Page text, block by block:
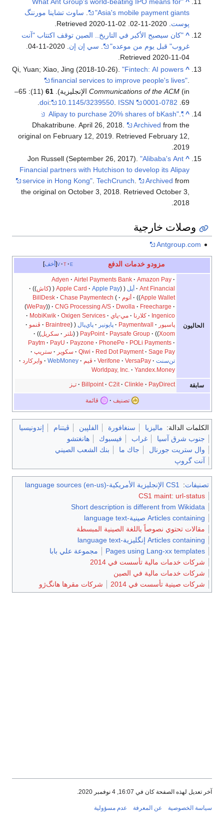
Asia's mobile payment giants"
ساوث تشاينا مورننگ
پوست
. Retrieved
2020-11-02
^ "كان سيصبح الأكبر في التاريخ.. الصين توقف اكتتاب "آنت
غروب" قبل يوم من موعده"
سي إن إن
.
Retrieved 2020-11-04
^
Qi, Yuan; Xiao, Jing (2018-10-26)."Fintech: AI powers
financial services to improve people's lives"
Communications of the ACM (in الإنجليزية). 61
(11): 65–
69.
doi: 10.1145/3239550 ISSN 0001-0782
.
^
"Alipay to purchase 20% shares of bKash"
.
Dhakatribune. April 26, 2018.
Archived from the
original on February 12, 2019 . Retrieved February 12,
2019
^
Jon Russell (September 26, 2017)."Alibaba's Ant
Financial partners with Hutchison to develop its Alipay
service in Hong Kong".TechCrunch. Archived from
the original on October 3, 2018. RetrievedOctober 3,
2018
.
وصلات خارجية
Antgroup.com
أخف v t e مزودو خدمات الدفع
الحاليون
Adyen Airtel Payments Bank
Amazon Pay
Ant Financial
أپل Apple Card Apple Pay
كاش
Apple Wallet
أتوم BillDesk
Chase Paymentech
WePay
CNG Processing A/S Dwolla
Freecharge
Ingenico
كلارنا مي-پاي MobiKwik
Oxigen Services
پاسپور
Paymentwall پايونير پاي‌پال Braintree
ڤنمو
Xoom
PayPoint Paysafe Group نلتر
سكريل
Paytm
PayU Payzone PhonePe
POLi Payments
Qiwi
Red Dot Payment Sage Pay سكوير
ستريپ
تن‌سنت
Verifone VersaPay ڤيم WebMoney
وايركارد
Worldpay, Inc.
Yandex.Money
سابقة Billpoint C2it Clinkle PayDirect تـِز
تصنيف قائمة
الكلمات الدالة: ماليزيا سنغافورة الفلپين ڤيتنام
إندونيسيا
جنوب شرق آسيا
غراب فيسبوك
هانغتشو
وال ستريت جورنال
جاك ما
بنك الشعب الصيني
آنت گروپ
تصنيفات:
CS1 الإنجليزية الأمريكية-language sources (en-us)
CS1 maint: url-status
Short description is different from Wikidata
Articles containing صينية-language text
مقالات تحتوي نصوصاً باللغة الصينية المبسطة
Articles containing إنگليزية-language text
Pages using Lang-xx templates
مجموعة علي بابا
شركات خدمات مالية تأسست في 2014
شركات خدمات مالية في الصين
شركات صينية تأسست في 2014
شركات مقرها هانگ‌ژو
آخر تعديل لهذه الصفحة كان في 16:07, 4 نوفمبر 2020.
سياسة الخصوصية عن المعرفة عدم مسؤولية